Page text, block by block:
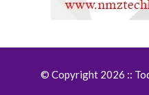
© Copyright 2026 ::